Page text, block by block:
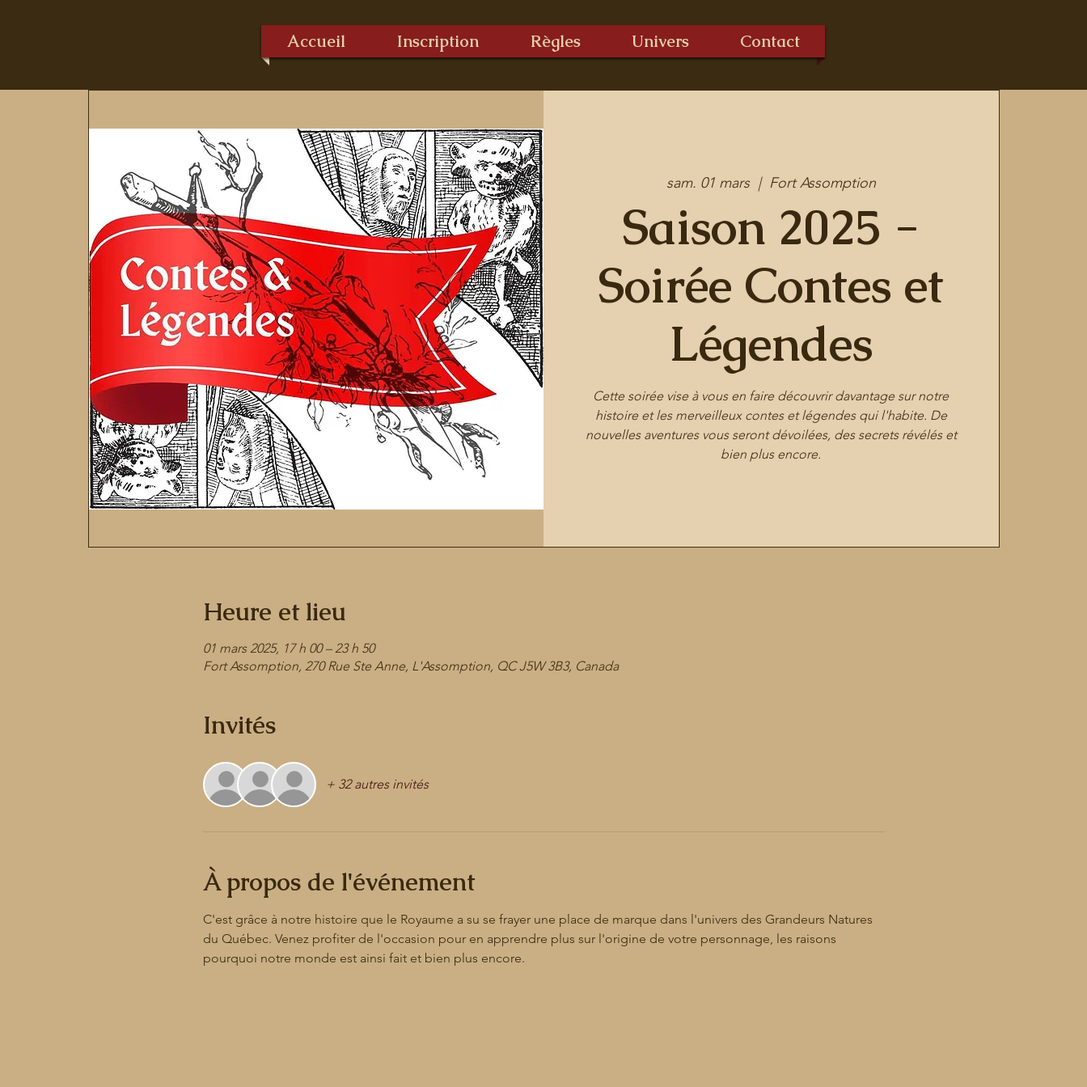
Accueil Inscription Règles Univers Contact
sam. 01 mars
  |
Fort Assomption
Saison 2025 -
Soirée Contes et
Légendes
Cette soirée vise à vous en faire découvrir davantage sur notre
histoire et les merveilleux contes et légendes qui l'habite. De
nouvelles aventures vous seront dévoilées, des secrets révélés et
bien plus encore.
Heure et lieu
01 mars 2025, 17 h 00 – 23 h 50
Fort Assomption, 270 Rue Ste Anne, L'Assomption, QC J5W 3B3, Canada
Invités
+ 32 autres invités
À propos de l'événement
C'est grâce à notre histoire que le Royaume a su se frayer une place de marque dans l'univers des Grandeurs Natures
du Québec. Venez profiter de l'occasion pour en apprendre plus sur l'origine de votre personnage, les raisons
pourquoi notre monde est ainsi fait et bien plus encore.